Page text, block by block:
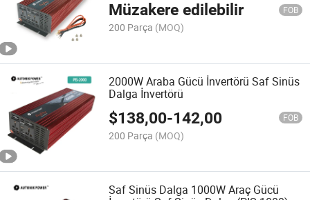
Müzakere edilebilir FOB
200 Parça (MOQ)
2000W Araba Gücü İnvertörü Saf Sinüs
Dalga İnvertörü
$138,00-142,00 FOB
200 Parça (MOQ)
Saf Sinüs Dalga 1000W Araç Gücü